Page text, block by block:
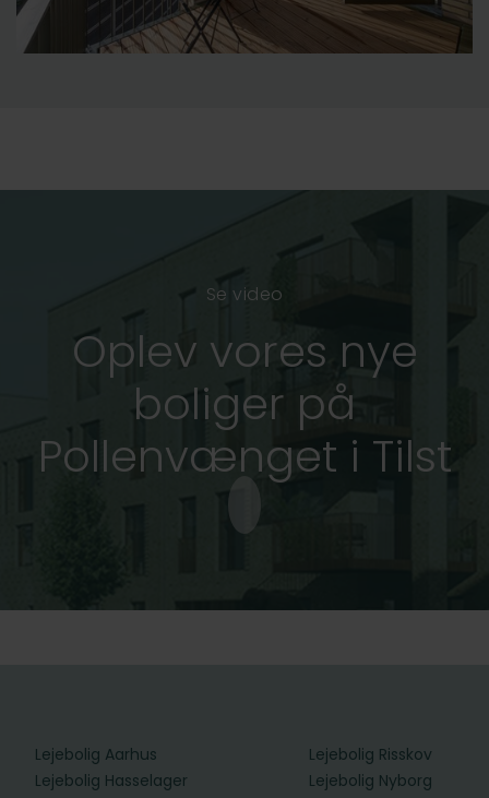
Se video
Oplev vores nye
boliger på
Pollenvænget i Tilst
Lejebolig Aarhus
Lejebolig Hasselager
Lejebolig Risskov
Lejebolig Nyborg